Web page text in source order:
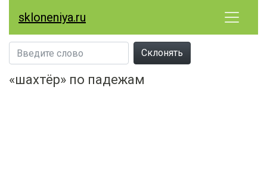
skloneniya.ru
Склонять
«шахтёр» по падежам